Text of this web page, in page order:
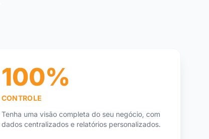
100%
CONTROLE
Tenha uma visão completa do seu negócio, com
dados centralizados e relatórios personalizados.